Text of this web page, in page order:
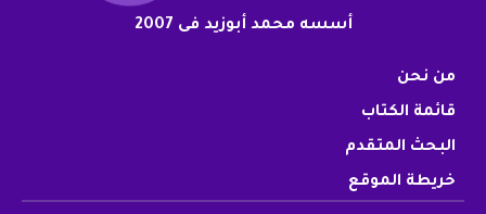
أسسه محمد أبوزيد فى 2007
من نحن
قائمة الكتاب
البحث المتقدم
خريطة الموقع